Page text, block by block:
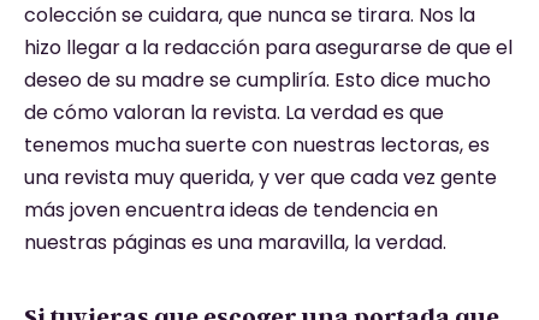
colección se cuidara, que nunca se tirara. Nos la
hizo llegar a la redacción para asegurarse de que el
deseo de su madre se cumpliría. Esto dice mucho
de cómo valoran la revista. La verdad es que
tenemos mucha suerte con nuestras lectoras, es
una revista muy querida, y ver que cada vez gente
más joven encuentra ideas de tendencia en
nuestras páginas es una maravilla, la verdad.